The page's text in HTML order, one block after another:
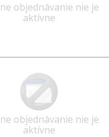
objednávanie nie je
aktívne
objednávanie nie je
aktívne